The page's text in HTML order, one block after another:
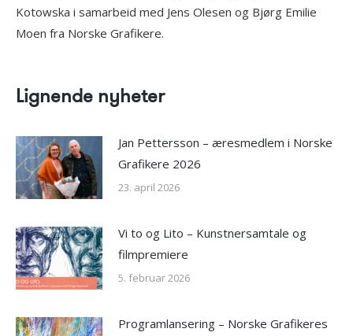
Kotowska i samarbeid med Jens Olesen og Bjørg Emilie
Moen fra Norske Grafikere.
Lignende nyheter
Jan Pettersson – æresmedlem i Norske
Grafikere 2026
23. april 2026
Vi to og Lito – Kunstnersamtale og
filmpremiere
5. februar 2026
Programlansering – Norske Grafikeres